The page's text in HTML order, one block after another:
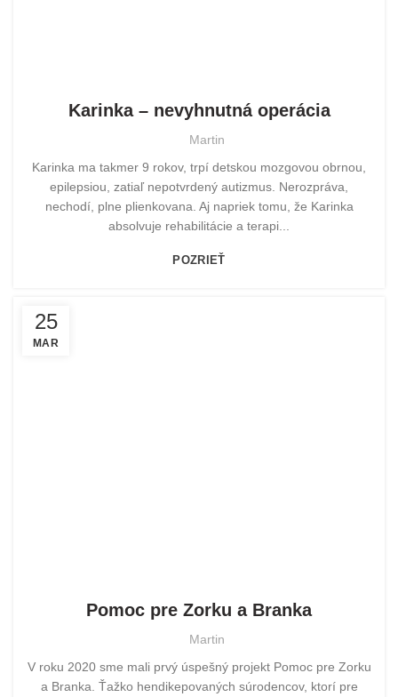
Karinka – nevyhnutná operácia
Martin
Karinka ma takmer 9 rokov, trpí detskou mozgovou obrnou,
epilepsiou, zatiaľ nepotvrdený autizmus. Nerozpráva,
nechodí, plne plienkovana. Aj napriek tomu, že Karinka
absolvuje rehabilitácie a terapi...
POZRIEŤ
25
MAR
Pomoc pre Zorku a Branka
Martin
V roku 2020 sme mali prvý úspešný projekt Pomoc pre Zorku
a Branka. Ťažko hendikepovaných súrodencov, ktorí pre